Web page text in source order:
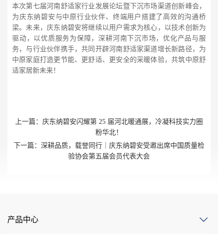
本次第七届河南舒适家行业发展论坛暨下沉市场渠道创新峰会，
为庆东纳碧安与中原行业伙伴、终端用户搭建了高效的沟通桥
梁。未来，庆东纳碧安将继续以用户需求为核心，以技术创新为
驱动，以优质服务为保障，深耕河南下沉市场，优化产品与服
务，与行业伙伴携手，共同开辟河南舒适家渠道增长新路径，为
中原家庭打造更节能、更舒适、更安全的采暖体验，共筑中原舒
适家居新未来！
上一篇： 庆东纳碧安闪耀第 25 届河北暖通展，冷凝科技实力圈
粉华北！
下一篇： 深耕品质，载誉同行｜庆东纳碧安受邀出席中国质量检
验协会第五届会员代表大会
产品中心